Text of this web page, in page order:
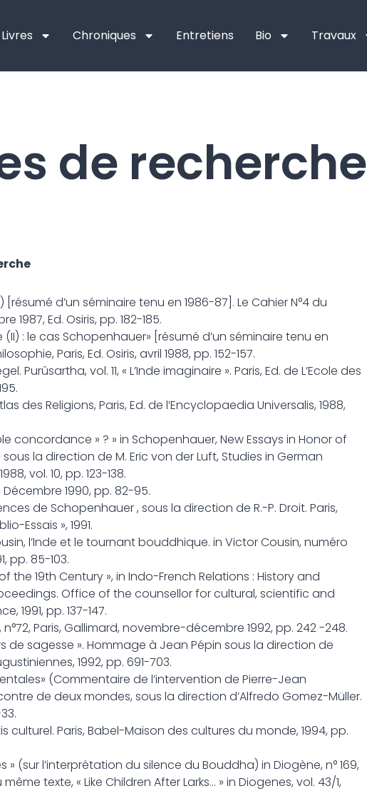
Livres Chroniques Entretiens Bio Travaux
de recherche
d’un séminaire tenu en 1986-87]. Le Cahier N°4 du
Ed. Osiris, pp. 182-185.
: le cas Schopenhauer» [résumé d’un séminaire tenu en
Paris, Ed. Osiris, avril 1988, pp. 152-157.
vol. 11, « L’Inde imaginaire ». Paris, Ed. de L’Ecole des
des Religions, Paris, Ed. de l’Encyclopaedia Universalis, 1988,
concordance » ? » in Schopenhauer, New Essays in Honor of
la direction de M. Eric von der Luft, Studies in German
vol. 10, pp. 123-138.
Décembre 1990, pp. 82-95.
de Schopenhauer , sous la direction de R.-P. Droit. Paris,
Essais », 1991.
l’Inde et le tournant bouddhique. in Victor Cousin, numéro
pp. 85-103.
the 19th Century », in Indo-French Relations : History and
Office of the counsellor for cultural, scientific and
1991, pp. 137-147.
Paris, Gallimard, novembre-décembre 1992, pp. 242 -248.
de sagesse ». Hommage à Jean Pépin sous la direction de
1992, pp. 691-703.
(Commentaire de l’intervention de Pierre-Jean
de deux mondes, sous la direction d’Alfredo Gomez-Müller.
culturel. Paris, Babel-Maison des cultures du monde, 1994, pp.
(sur l’interprétation du silence du Bouddha) in Diogène, n° 169,
texte, « Like Children After Larks… » in Diogenes, vol. 43/1,